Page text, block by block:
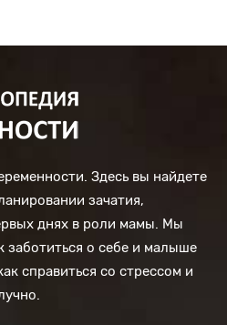
Здесь вы найдете
зачатия,
днях в роли мамы. Мы
заботиться о себе и малыше
справиться со стрессом и